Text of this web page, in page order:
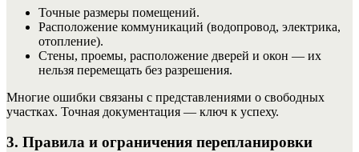
Точные размеры помещений.
Расположение коммуникаций (водопровод, электрика,
отопление).
Стены, проемы, расположение дверей и окон — их
нельзя перемещать без разрешения.
Многие ошибки связаны с представлениями о свободных
участках. Точная документация — ключ к успеху.
3. Правила и ограничения перепланировки